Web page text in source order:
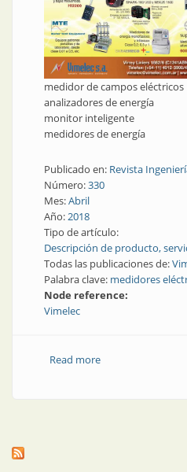
medidor de campos eléctricos
analizadores de energía
monitor inteligente
medidores de energía
Publicado en: Revista
Número:330
Mes:Abril
Año:2018
Tipo de artículo:
Descripción de producto,
Todas las publicaciones de:
Palabra clave: medidores
Node reference:
Vimelec
Read moreabout Medidores